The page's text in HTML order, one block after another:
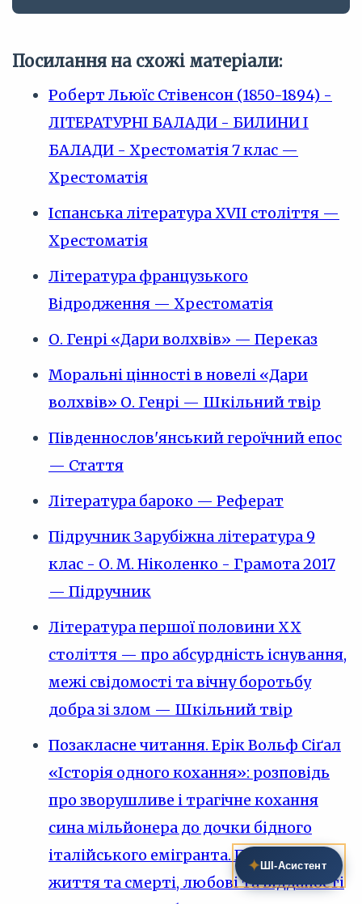
Посилання на схожі матеріали:
Роберт Льюїс Стівенсон (1850-1894) -
ЛІТЕРАТУРНІ БАЛАДИ - БИЛИНИ І
БАЛАДИ - Хрестоматія 7 клас —
Хрестоматія
Іспанська література XVII століття —
Хрестоматія
Література французького
Відродження — Хрестоматія
О. Генрі «Дари волхвів» — Переказ
Моральні цінності в новелі «Дари
волхвів» О. Генрі — Шкільний твір
Південнослов'янський героїчний епос
— Стаття
Література бароко — Реферат
Підручник Зарубіжна література 9
клас - О. М. Ніколенко - Грамота 2017
— Підручник
Література першої половини XX
століття — про абсурдність існування,
межі свідомості та вічну боротьбу
добра зі злом — Шкільний твір
Позакласне читання. Ерік Вольф Сіґал
«Історія одного кохання»: розповідь
про зворушливе і трагічне кохання
сина мільйонера до дочки бідного
італійського емігранта. Проблеми
життя та смерті, любові та відданості
✦ ШІ‑Асистент